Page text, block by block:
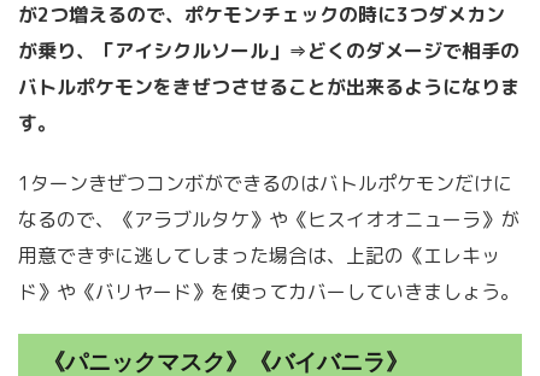
が2つ増えるので、ポケモンチェックの時に3つダメカン
が乗り、「アイシクルソール」⇒どくのダメージで相手の
バトルポケモンをきぜつさせることが出来るようになりま
す。
1ターンきぜつコンボができるのはバトルポケモンだけに
なるので、《アラブルタケ》や《ヒスイオオニューラ》が
用意できずに逃してしまった場合は、上記の《エレキッ
ド》や《バリヤード》を使ってカバーしていきましょう。
《パニックマスク》《バイバニラ》